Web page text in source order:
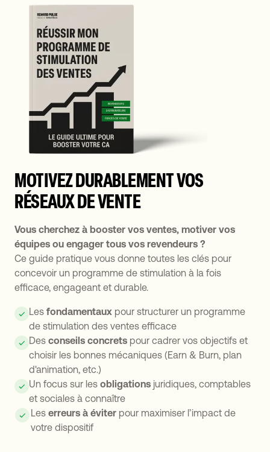
MOTIVEZ DURABLEMENT VOS
RÉSEAUX DE VENTE
Vous cherchez à booster vos ventes, motiver vos
équipes ou engager tous vos revendeurs ?
Ce guide pratique vous donne toutes les clés pour
concevoir un programme de stimulation à la fois
efficace, engageant et durable.
Les fondamentaux pour structurer un programme
de stimulation des ventes efficace
Des conseils concrets pour cadrer vos objectifs et
choisir les bonnes mécaniques (Earn & Burn, plan
d'animation, etc.)
Un focus sur les obligations juridiques, comptables
et sociales à connaître
Les erreurs à éviterpour maximiser l’impact de
votre dispositif